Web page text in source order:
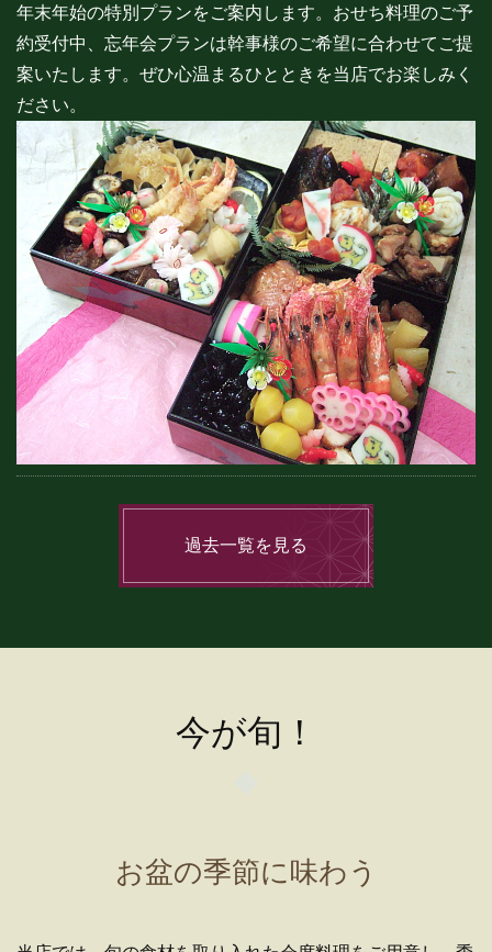
年末年始の特別プランをご案内します。おせち料理のご予
約受付中、忘年会プランは幹事様のご希望に合わせてご提
案いたします。ぜひ心温まるひとときを当店でお楽しみく
ださい。
過去一覧を見る
今が旬！
お盆の季節に味わう